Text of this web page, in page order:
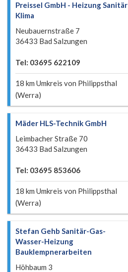
Preissel GmbH - Heizung Sanitär
Klima
Neubauernstraße 7
36433 Bad Salzungen
Tel: 03695 622109
18 km Umkreis von Philippsthal
(Werra)
Mäder HLS-Technik GmbH
Leimbacher Straße 70
36433 Bad Salzungen
Tel: 03695 853606
18 km Umkreis von Philippsthal
(Werra)
Stefan Gehb Sanitär-Gas-
Wasser-Heizung
Bauklempnerarbeiten
Höhbaum 3